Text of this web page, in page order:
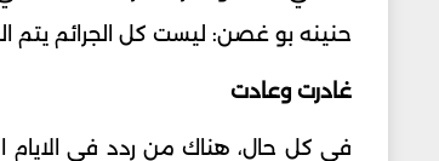
حنينه بو غصن: ليست كل الجرائم يتم
غادرت وعادت
في كل حال، هناك من ردد في الايام